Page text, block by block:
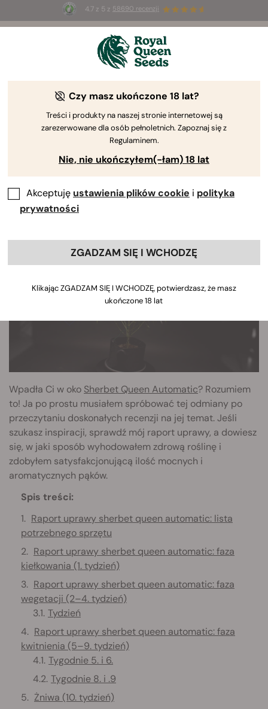
4.7 z 5 z 58690 recenzji
Summer Sales: do 50% zniżki
na wybrane produkty ⏤
Poradnik uprawy konopi według Royal Queen Seeds
Przewodnik po uprawie – wyszukiwarka treści
Dziennik uprawy Sherbet Queen
Automatic
ByLuke Sumpter
Wpadła Ci w oko Sherbet Queen Automatic? Rozumiem
to! Ja po prostu musiałem spróbować tej odmiany po
przeczytaniu doskonałych recenzji na jej temat. Jeśli
szukasz inspiracji, sprawdź mój raport uprawy, a dowiesz
się, w jaki sposób wyhodowałem zdrową roślinę i
zdobyłem satysfakcjonującą ilość mocnych i
aromatycznych pąków.
Spis treści:
Raport uprawy sherbet queen automatic: lista
potrzebnego sprzętu
Raport uprawy sherbet queen automatic: faza
kiełkowania (1. tydzień)
Raport uprawy sherbet queen automatic: faza
wegetacji (2–4. tydzień)
Tydzień
Raport uprawy sherbet queen automatic: faza
kwitnienia (5–9. tydzień)
Tygodnie 5. i 6.
Tygodnie 8. i .9
Żniwa (10. tydzień)
Czy masz ukończone 18 lat?
Treści i produkty na naszej stronie internetowej są
zarezerwowane dla osób pełnoletnich. Zapoznaj się z
Regulaminem.
Nie, nie ukończyłem(-łam) 18 lat
Akceptuję ustawienia plików cookie i polityka
prywatności
ZGADZAM SIĘ I WCHODZĘ
Klikając ZGADZAM SIĘ I WCHODZĘ, potwierdzasz, że masz
ukończone 18 lat